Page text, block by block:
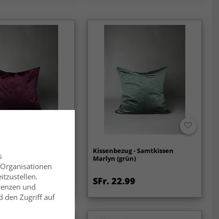
Kissenbezug - Samtkissen
Marlyn (grün)
SFr. 22.99
und
den Zugriff auf